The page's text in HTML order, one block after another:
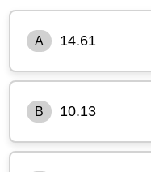
A 14.61
B 10.13